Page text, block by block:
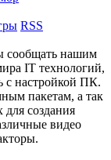
RSS
сообщать нашим
IT технологий,
с настройкой ПК.
пакетам, а так
создания
видео